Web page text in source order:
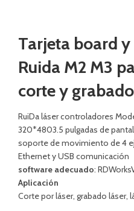
Tarjeta board
Ruida M2 M3
corte y
RuiDa láser controladores
320*4803.5 pulgadas de
soporte de movimiento de 4
Ethernet y USB comunicación
software adecuado:
Aplicación
Corte por láser, grabado láser,